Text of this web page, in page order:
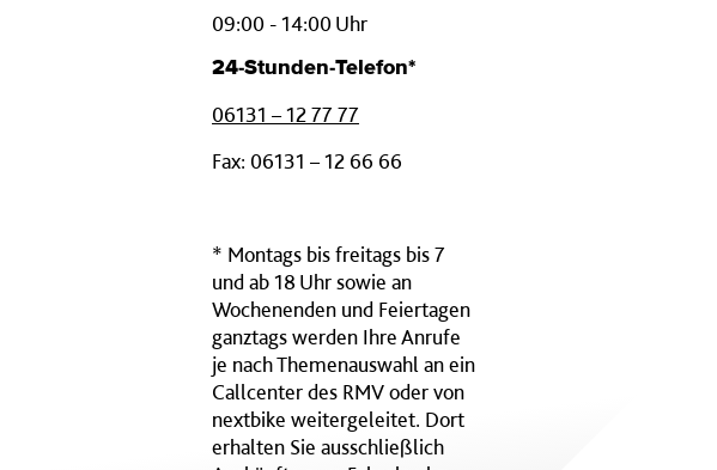
09:00 - 14:00 Uhr
24-Stunden-Telefon*
06131 – 12 77 77
Fax: 06131 – 12 66 66
* Montags bis freitags bis 7
und ab 18 Uhr sowie an
Wochenenden und Feiertagen
ganztags werden Ihre Anrufe
je nach Themenauswahl an ein
Callcenter des RMV oder von
nextbike weitergeleitet. Dort
erhalten Sie ausschließlich